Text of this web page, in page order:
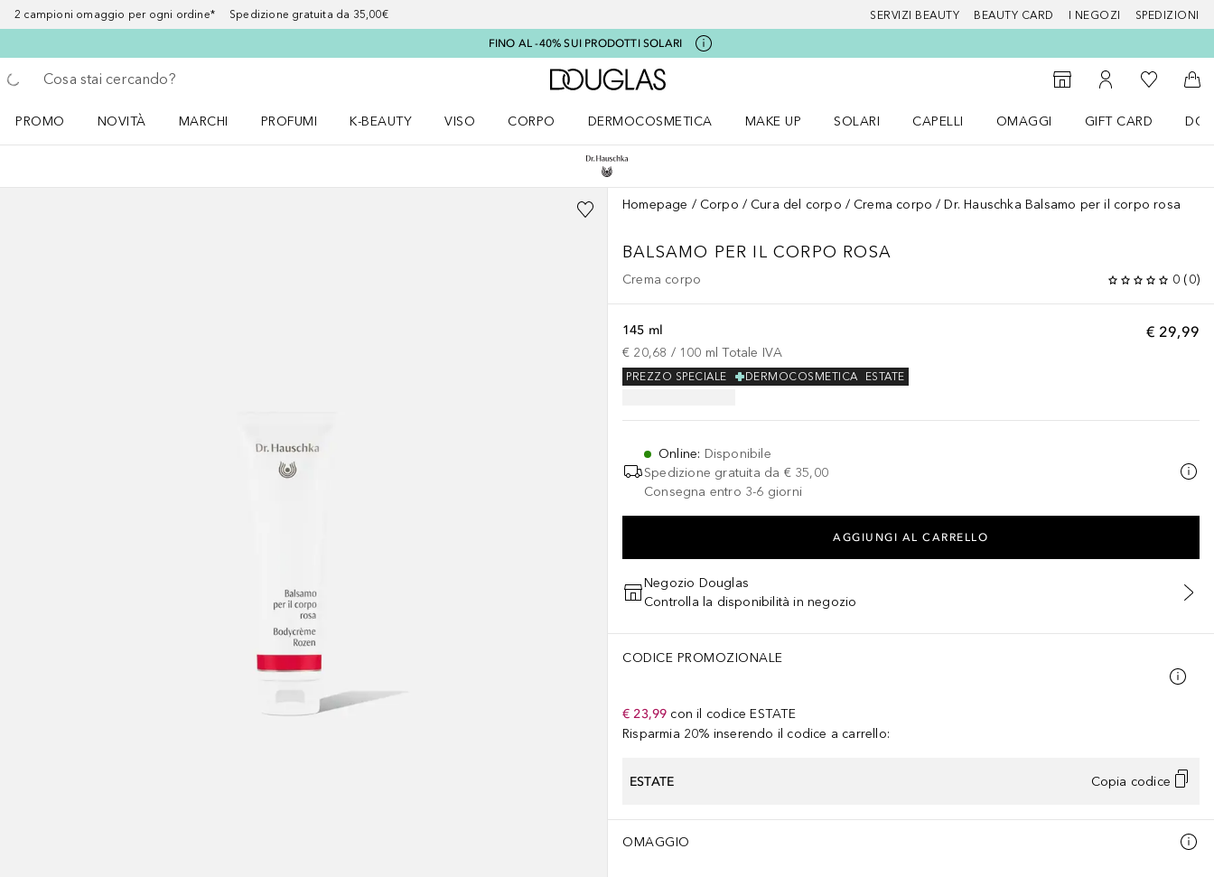
2 campioni omaggio per ogni ordine* Spedizione gratuita da 35,00€ SERVIZI BEAUTY BEAUTY CARD I NEGOZI SPEDIZIONI
FINO AL -40% SUI PRODOTTI SOLARI
Torna indietro
Esegui ricerca
A Douglas Home
StorefinderAl Mio Account
Alla Mia
Al
PROMO
NOVITÀ
MARCHI
PROFUMI
K-BEAUTY
VISO
CORPO
DERMOCOSMETICA
MAKE UP
SOLARI
CAPELLI
OMAGGI
GIFT CARD
Homepage Corpo Cura del corpo Crema corpo Dr. Hauschka Balsamo per il corpo rosa
BALSAMO PER IL CORPO ROSA
Crema corpo 0 (0)
€ 29,99
145 ml
€ 20,68 / 100 ml Totale IVA
ESTATE
DERMOCOSMETICA
PREZZO SPECIALE
Online: Disponibile
Spedizione gratuita da € 35,00
Consegna entro 3-6 giorni
AGGIUNGI AL CARRELLO
Negozio Douglas
Controlla la disponibilità in negozio
CODICE PROMOZIONALE
€ 23,99 con il codice ESTATE
Risparmia 20% inserendo il codice a carrello:
ESTATE Copia codice
OMAGGIO